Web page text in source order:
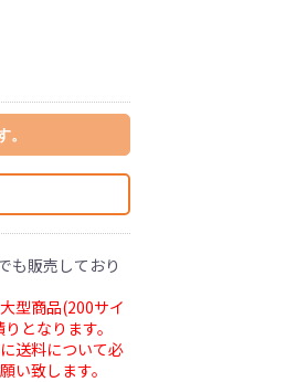
。
も販売しており
型商品(200サイ
となります。
送料について必
い致します。